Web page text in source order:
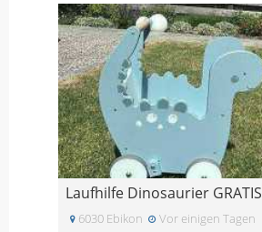
Laufhilfe Dinosaurier GRATIS
6030 Ebikon Vor einigen Tagen